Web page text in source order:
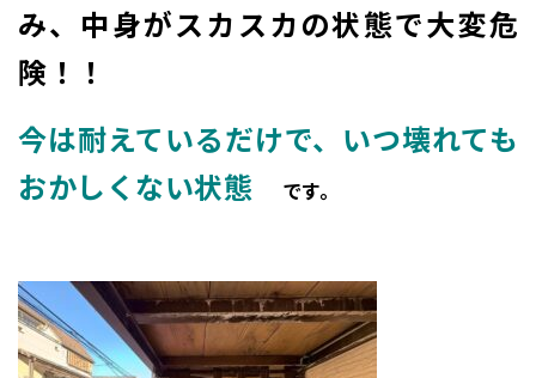
み、中身がスカスカの状態で大変危
険！！
今は耐えているだけで、いつ壊れても
おかしくない状態
です。